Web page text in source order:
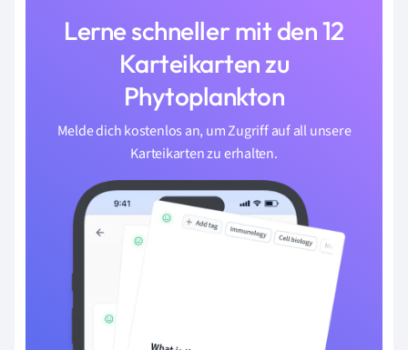
Lerne schneller mit den 12
Karteikarten zu
Phytoplankton
Melde dich kostenlos an, um Zugriff auf all unsere
Karteikarten zu erhalten.